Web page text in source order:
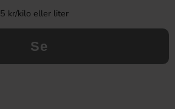
kr/kilo eller liter
Se